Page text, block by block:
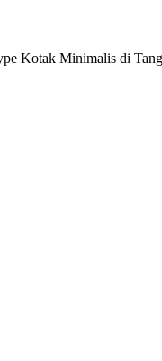
Kotak Minimalis di